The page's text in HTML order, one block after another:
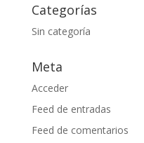
Categorías
Sin categoría
Meta
Acceder
Feed de entradas
Feed de comentarios